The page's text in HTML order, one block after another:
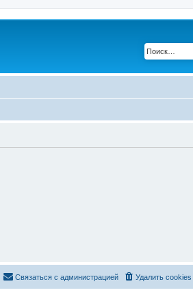
Удалить cookies
Связаться с администрацией